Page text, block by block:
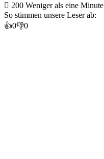
200 Weniger als eine Minute
So stimmen unsere Leser ab:
👍0👎0